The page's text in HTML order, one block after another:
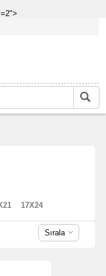
17X24
Sırala